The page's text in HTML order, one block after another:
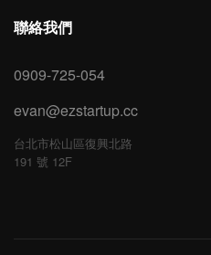
聯絡我們
0909-725-054
evan@ezstartup.cc
台北市松山區復興北路
191 號 12F